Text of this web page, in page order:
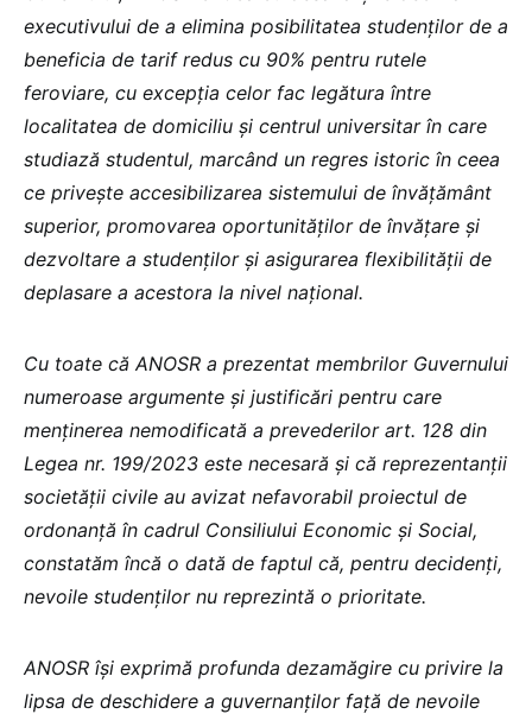
executivului de a elimina posibilitatea studenților de a
beneficia de tarif redus cu 90% pentru rutele
feroviare, cu excepția celor fac legătura între
localitatea de domiciliu și centrul universitar în care
studiază studentul, marcând un regres istoric în ceea
ce privește accesibilizarea sistemului de învățământ
superior, promovarea oportunităților de învățare și
dezvoltare a studenților și asigurarea flexibilității de
deplasare a acestora la nivel național.
Cu toate că ANOSR a prezentat membrilor Guvernului
numeroase argumente și justificări pentru care
menținerea nemodificată a prevederilor art. 128 din
Legea nr. 199/2023 este necesară și că reprezentanții
societății civile au avizat nefavorabil proiectul de
ordonanță în cadrul Consiliului Economic și Social,
constatăm încă o dată de faptul că, pentru decidenți,
nevoile studenților nu reprezintă o prioritate.
ANOSR își exprimă profunda dezamăgire cu privire la
lipsa de deschidere a guvernanților față de nevoile